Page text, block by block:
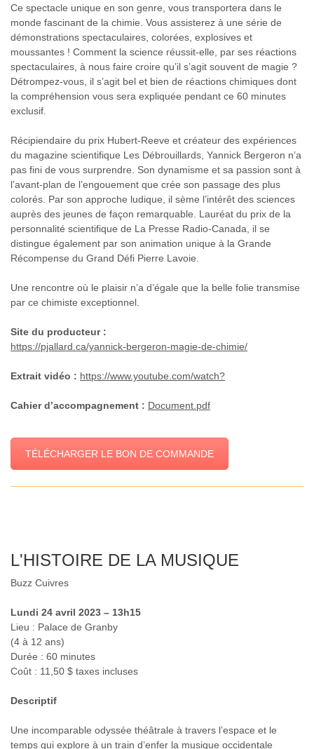
Ce spectacle unique en son genre, vous transportera dans le
monde fascinant de la chimie. Vous assisterez à une série de
démonstrations spectaculaires, colorées, explosives et
moussantes ! Comment la science réussit-elle, par ses réactions
spectaculaires, à nous faire croire qu’il s’agit souvent de magie ?
Détrompez-vous, il s’agit bel et bien de réactions chimiques dont
la compréhension vous sera expliquée pendant ce 60 minutes
exclusif.
Récipiendaire du prix Hubert-Reeve et créateur des expériences
du magazine scientifique Les Débrouillards, Yannick Bergeron n’a
pas fini de vous surprendre. Son dynamisme et sa passion sont à
l’avant-plan de l’engouement que crée son passage des plus
colorés. Par son approche ludique, il sème l’intérêt des sciences
auprès des jeunes de façon remarquable. Lauréat du prix de la
personnalité scientifique de La Presse Radio-Canada, il se
distingue également par son animation unique à la Grande
Récompense du Grand Défi Pierre Lavoie.
Une rencontre où le plaisir n’a d’égale que la belle folie transmise
par ce chimiste exceptionnel.
Site du producteur :
https://pjallard.ca/yannick-bergeron-magie-de-chimie/
Extrait vidéo : https://www.youtube.com/watch?
Cahier d’accompagnement : Document.pdf
TÉLÉCHARGER LE BON DE COMMANDE
L'HISTOIRE DE LA MUSIQUE
Buzz Cuivres
Lundi 24 avril 2023 – 13h15
Lieu : Palace de Granby
(4 à 12 ans)
Durée : 60 minutes
Coût : 11,50 $ taxes incluses
Descriptif
Une incomparable odyssée théâtrale à travers l’espace et le
temps qui explore à un train d’enfer la musique occidentale